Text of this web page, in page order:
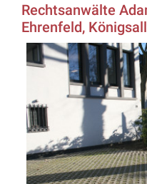
Rechtsanwälte
Ehrenfeld,